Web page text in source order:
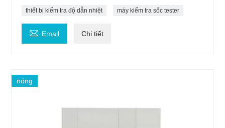
thiết bị kiểm tra độ dẫn nhiệt máy kiểm tra sốc tester
 Email Chi tiết
nóng